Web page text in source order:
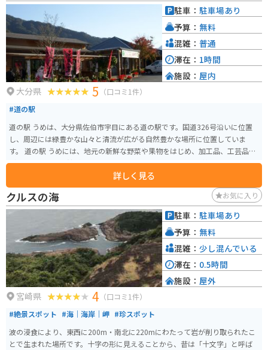
大分県 5 （口コミ1件）
#道の駅
道の駅 うめは、大分県佐伯市宇目にある道の駅です。国道326号沿いに位置
し、周辺には緑豊かな山々と清流が広がる自然豊かな場所に位置していま
す。 道の駅 うめには、地元の新鮮な野菜や果物をはじめ、加工品、工芸品な
どを販売する物産館があります。特におすすめは、地元産の柚子を使ったジ
ュースやドレッシングです。柚子の爽やかな香りと風味が楽しめます。また、
レストランでは、地元の食材を使った料理を味わうことができます。 バイク
で訪れる場合、道の駅 うめは、ツーリングの休憩場所として最適です。駐車
場も広く、バイクスタンドも設置されています。周辺には、尾鈴山や傾山な
どの山々が連なり、ワインディングロードを楽しむことができます。また、
耶馬渓や九重高原などの観光地へのアクセスも良好です。
詳しく見る
駐車： 駐車場あり
予算： 無料
混雑： 普通
滞在： 1時間
施設： 屋内
クルスの海 お気に入り
宮崎県 4 （口コミ1件）
#絶景スポット #海｜海岸｜岬 #珍スポット
波の浸食により、東西に200m・南北に220mにわたって岩が削り取られたこ
とで生まれた場所です。十字の形に見えることから、昔は「十文字」と呼ば
駐車： 駐車場あり
予算： 無料
混雑： 少し混んでいる
滞在： 0.5時間
施設： 屋外